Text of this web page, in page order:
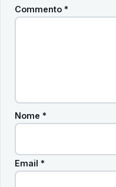
Commento *
Nome *
Email *